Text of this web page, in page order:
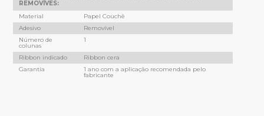
REMOVÍVES:
Material
Papel Couchê
Adesivo
Removível
Número de
colunas
1
Ribbon indicado
Ribbon cera
Garantia
1 ano com a aplicação recomendada pelo
fabricante